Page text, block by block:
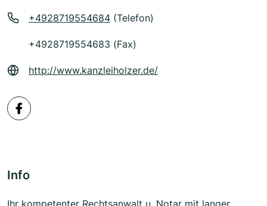
+4928719554684 (Telefon)
+4928719554683 (Fax)
http://www.kanzleiholzer.de/
Info